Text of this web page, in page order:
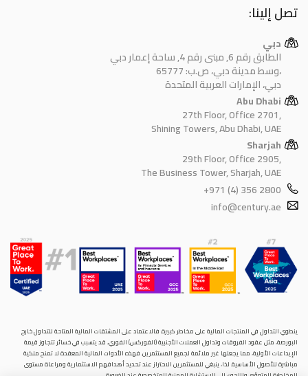
تصل إلينا:
دبي
الطابق رقم 6, مبنى رقم 4, ساحة إعمار دبي
وسط مدينة دبي، ص.ب: 65777،
دبي، الإمارات العربية المتحدة
Abu Dhabi
27th Floor, Office 2701,
Shining Towers, Abu Dhabi, UAE
Sharjah
29th Floor, Office 2905,
The Business Tower, Sharjah, UAE
+971 (4) 356 2800
info@century.ae
ينطوي التداول في المنتجات المالية على مخاطر كبيرة. فالاعتماد على المشتقات المالية المتاحة للتداول خارح
البورصة، مثل عقود الفروقات وتداول العملات الأجنبية (الفوركس) الفوري، قد يتسبب في خسائر تتجاوز قيمة
الإيداعات الأولية، مما يجعلها غير ملائمة لجميع المستثمرين. فهذه الأدوات المالية المعقدة لا تمنح ملكية
مباشرة للأصول الأساسية. لذا، ينبغي للمستثمرين الاحتراز عند تحديد أهدافهم الاستثمارية ومراعاة مستوى